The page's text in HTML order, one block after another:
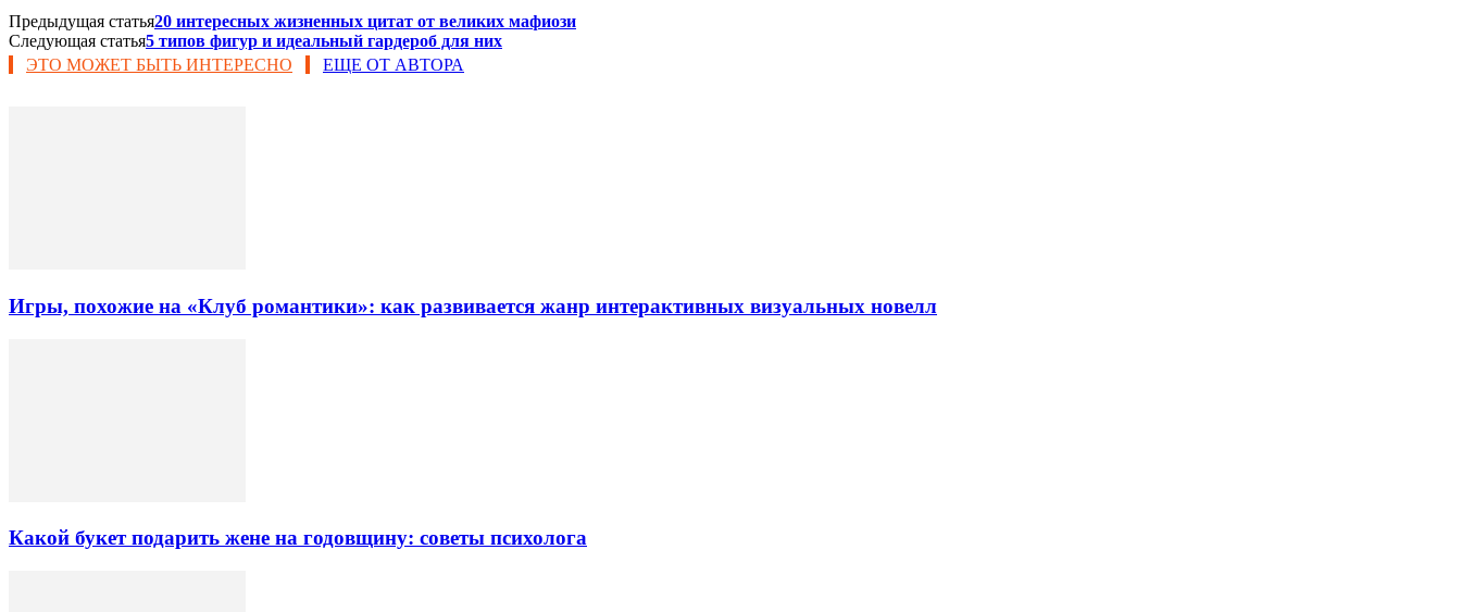
Предыдущая статья20 интересных жизненных цитат от великих мафиози
Следующая статья5 типов фигур и идеальный гардероб для них
ЭТО МОЖЕТ БЫТЬ ИНТЕРЕСНО
ЕЩЕ ОТ АВТОРА
Игры, похожие на «Клуб романтики»: как развивается жанр интерактивных визуальных новелл
Какой букет подарить жене на годовщину: советы психолога